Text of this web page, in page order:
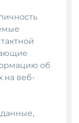
об
на веб-